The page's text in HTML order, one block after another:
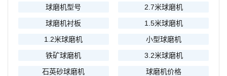
球磨机型号
2.7米球磨机
球磨机衬板
1.5米球磨机
1.2米球磨机
小型球磨机
铁矿球磨机
3.2米球磨机
石英砂球磨机
球磨机价格